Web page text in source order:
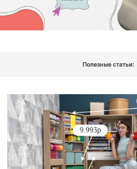
Полезные статьи: